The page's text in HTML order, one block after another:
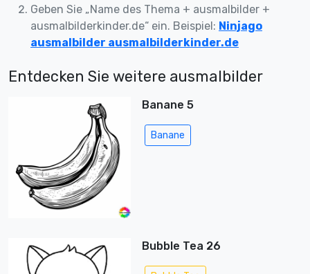
Geben Sie „Name des Thema + ausmalbilder +
ausmalbilderkinder.de“ ein. Beispiel: Ninjago
ausmalbilder ausmalbilderkinder.de
Entdecken Sie weitere ausmalbilder
Banane 5
Banane
Bubble Tea 26